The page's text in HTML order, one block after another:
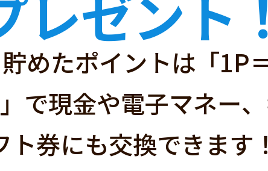
レゼント
めたポイントは「1P
で現金や電子マネー
ト券にも交換できます
するだけ」
イトです！